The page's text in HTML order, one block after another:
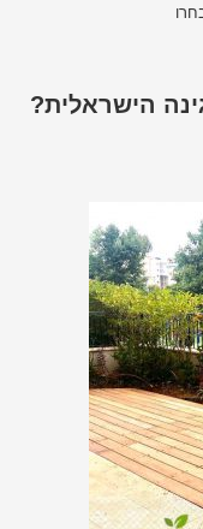
הישראלית?